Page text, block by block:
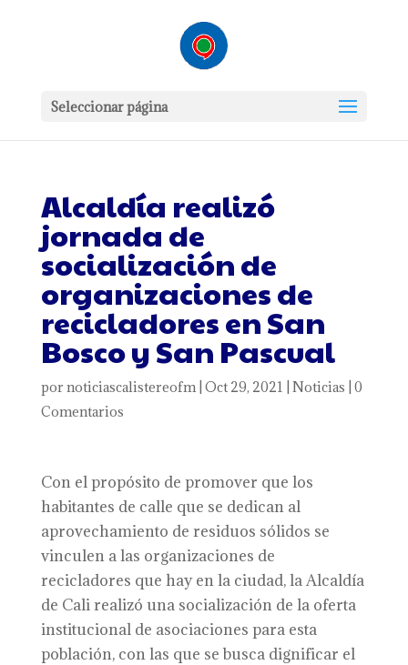
Seleccionar página
Alcaldía realizó
jornada de
socialización de
organizaciones de
recicladores en San
Bosco y San Pascual
por noticiascalistereofm| Oct 29, 2021 Noticias 0
Comentarios
Con el propósito de promover que los
habitantes de calle que se dedican al
aprovechamiento de residuos sólidos se
vinculen a las organizaciones de
recicladores que hay en la ciudad, la Alcaldía
de Cali realizó una socialización de la oferta
institucional de asociaciones para esta
población, con las que se busca dignificar el